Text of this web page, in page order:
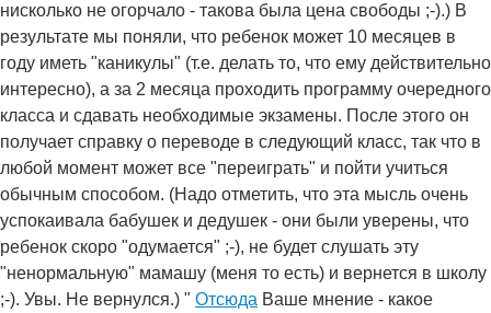
нисколько не огорчало - такова была цена свободы ;-).) В
результате мы поняли, что ребенок может 10 месяцев в
году иметь "каникулы" (т.е. делать то, что ему действительно
интересно), а за 2 месяца проходить программу очередного
класса и сдавать необходимые экзамены. После этого он
получает справку о переводе в следующий класс, так что в
любой момент может все "переиграть" и пойти учиться
обычным способом. (Надо отметить, что эта мысль очень
успокаивала бабушек и дедушек - они были уверены, что
ребенок скоро "одумается" ;-), не будет слушать эту
"ненормальную" мамашу (меня то есть) и вернется в школу
;-). Увы. Не вернулся.) " Отсюда Ваше мнение - какое